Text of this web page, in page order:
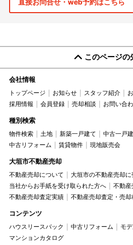
直接お問合せ・web予約はこちら
このページの
会社情報
トップページ お知らせ スタッフ紹介
採用情報
会員登録 売却相談 お問い合
種別検索
物件検索 土地 新築一戸建て 中古一戸
中古リフォーム
賃貸物件 現地販売会
大垣市不動産売却
不動産売却について
大垣市の不動産売却に
当社からお手紙を受け取られた方へ
不動産
不動産売却査定実績
不動産売却査定・売却
コンテンツ
ハウスリースバック 中古リフォーム
モ
マンションカタログ